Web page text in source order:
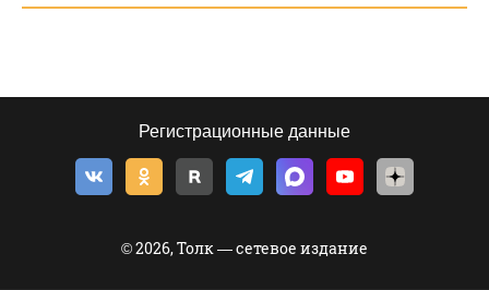
Регистрационные данные
© 2026, Толк — сетевое издание